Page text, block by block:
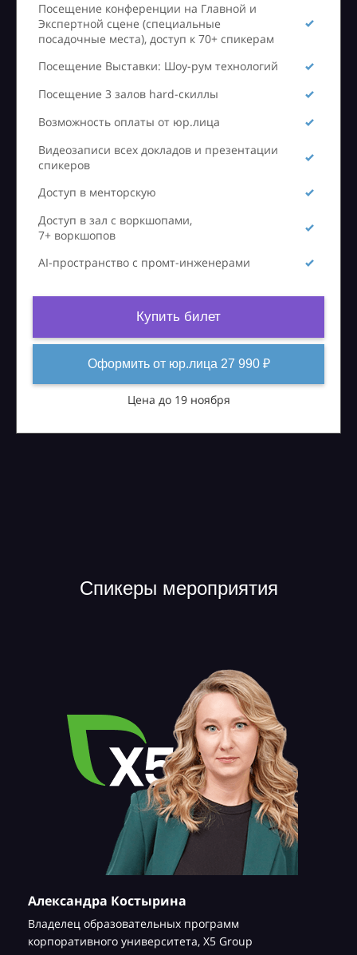
Посещение конференции на Главной и
Экспертной сцене (специальные
посадочные места), доступ к 70+ спикерам
Посещение Выставки: Шоу-рум технологий
Посещение 3 залов hard-скиллы
Возможность оплаты от юр.лица
Видеозаписи всех докладов и презентации
спикеров
Доступ в менторскую
Доступ в зал с воркшопами,
7+ воркшопов
AI-пространство с промт-инженерами
Купить билет
Оформить от юр.лица 27 990 ₽
Цена до 19 ноября
Спикеры мероприятия
Александра Костырина
Владелец образовательных программ
корпоративного университета, Х5 Group